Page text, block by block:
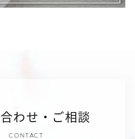
わせ・ご相談
CONTACT